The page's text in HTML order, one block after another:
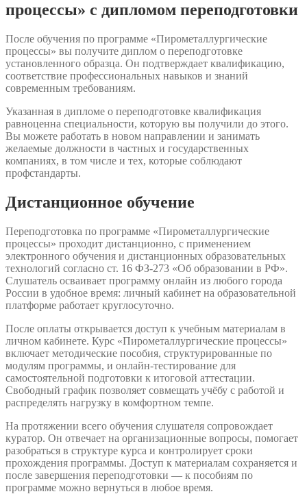
процессы» с дипломом переподготовки
После обучения по программе «Пирометаллургические
процессы» вы получите диплом о переподготовке
установленного образца. Он подтверждает квалификацию,
соответствие профессиональных навыков и знаний
современным требованиям.
Указанная в дипломе о переподготовке квалификация
равноценна специальности, которую вы получили до этого.
Вы можете работать в новом направлении и занимать
желаемые должности в частных и государственных
компаниях, в том числе и тех, которые соблюдают
профстандарты.
Дистанционное обучение
Переподготовка по программе «Пирометаллургические
процессы» проходит дистанционно, с применением
электронного обучения и дистанционных образовательных
технологий согласно ст. 16 ФЗ-273 «Об образовании в РФ».
Слушатель осваивает программу онлайн из любого города
России в удобное время: личный кабинет на образовательной
платформе работает круглосуточно.
После оплаты открывается доступ к учебным материалам в
личном кабинете. Курс «Пирометаллургические процессы»
включает методические пособия, структурированные по
модулям программы, и онлайн-тестирование для
самостоятельной подготовки к итоговой аттестации.
Свободный график позволяет совмещать учёбу с работой и
распределять нагрузку в комфортном темпе.
На протяжении всего обучения слушателя сопровождает
куратор. Он отвечает на организационные вопросы, помогает
разобраться в структуре курса и контролирует сроки
прохождения программы. Доступ к материалам сохраняется и
после завершения переподготовки — к пособиям по
программе можно вернуться в любое время.